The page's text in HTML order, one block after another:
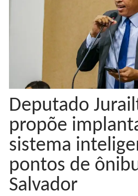
Deputado
propõe
sistema
pontos de
Salvador